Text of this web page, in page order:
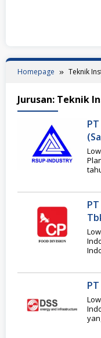
Homepage Teknik
Jurusan: Teknik